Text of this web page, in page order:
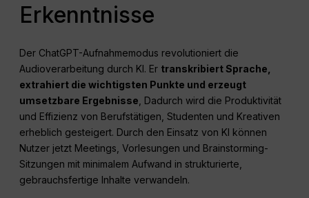
Erkenntnisse
Der ChatGPT-Aufnahmemodus revolutioniert die
Audioverarbeitung durch KI. Er transkribiert Sprache,
extrahiert die wichtigsten Punkte und erzeugt
umsetzbare Ergebnisse , Dadurch wird die Produktivität
und Effizienz von Berufstätigen, Studenten und Kreativen
erheblich gesteigert. Durch den Einsatz von KI können
Nutzer jetzt Meetings, Vorlesungen und Brainstorming-
Sitzungen mit minimalem Aufwand in strukturierte,
gebrauchsfertige Inhalte verwandeln.